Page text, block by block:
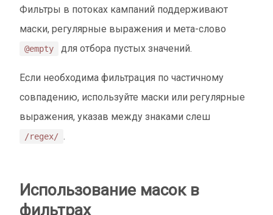
Фильтры в потоках кампаний поддерживают
маски, регулярные выражения и мета-слово
@empty для отбора пустых значений.
Если необходима фильтрация по частичному
совпадению, используйте маски или регулярные
выражения, указав между знаками слеш
/regex/ .
Использование масок в
фильтрах